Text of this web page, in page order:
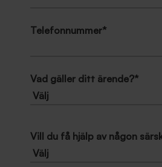
Telefonnummer*
Vad gäller ditt ärende?*
Vill du få hjälp av någon